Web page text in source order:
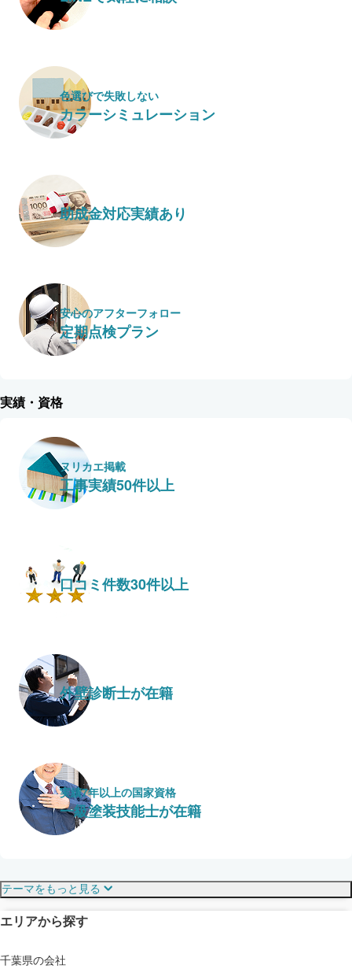
色選びで失敗しない
カラーシミュレーション
助成金対応実績あり
安心のアフターフォロー
定期点検プラン
実績・資格
ヌリカエ掲載
工事実績50件以上
口コミ件数30件以上
外壁診断士が在籍
実績7年以上の国家資格
一級塗装技能士が在籍
見えにくい屋根も安心
ドローン診断
テーマをもっと見る
エリアから探す
千葉県の会社